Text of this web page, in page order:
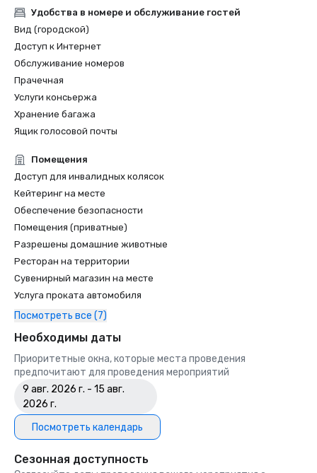
and Culture Lover
•	Local Getaways - The Palace Hotel’s Concierge
Spotlights San Francisco’s Arts & Culture
•	Haute Living San Francisco - San Francisco’s Palace
Hotel Celebrates 150 Years
2024
•	Travel + Leisure - Best Hotels in SF - Hotel with the Best
Amenities
Unforgettable Caviar Experiences
•	Travelers’ Choice Awards -  Best of the Best
•	Destination I Do – One of the 6 Best LGBTQ+ Wedding
Destinations in US (top listing)
•	Insidehook – Best Hotel Bar in SF
•	SF Travel – Top Rated Luxury Hotels in SF
•	Timeout – One of the Best Luxury Hotels in SF
2023
•	Conde Nast Traveller Top Hotel
Удобства в номере и обслуживание гостей
Вид (городской)
Доступ к Интернет
Обслуживание номеров
Прачечная
Услуги консьержа
Хранение багажа
Ящик голосовой почты
Помещения
Доступ для инвалидных колясок
Кейтеринг на месте
Обеспечение безопасности
Помещения (приватные)
Разрешены домашние животные
Ресторан на территории
Сувенирный магазин на месте
Услуга проката автомобиля
Посмотреть все (7)
Необходимы даты
Приоритетные окна, которые места проведения
предпочитают для проведения мероприятий
9 авг. 2026 г. - 15 авг.
2026 г.
Посмотреть календарь
Сезонная доступность